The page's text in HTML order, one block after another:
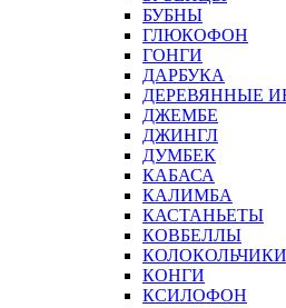
БУБНЫ
ГЛЮКОФОН
ГОНГИ
ДАРБУКА
ДЕРЕВЯННЫЕ
ДЖЕМБЕ
ДЖИНГЛ
ДУМБЕК
КАБАСА
КАЛИМБА
КАСТАНЬЕТЫ
КОВБЕЛЛЫ
КОЛОКОЛЬЧИКИ
КОНГИ
КСИЛОФОН